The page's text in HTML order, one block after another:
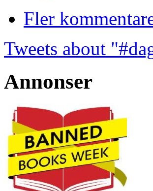
Fler
Tweets about
Annonser